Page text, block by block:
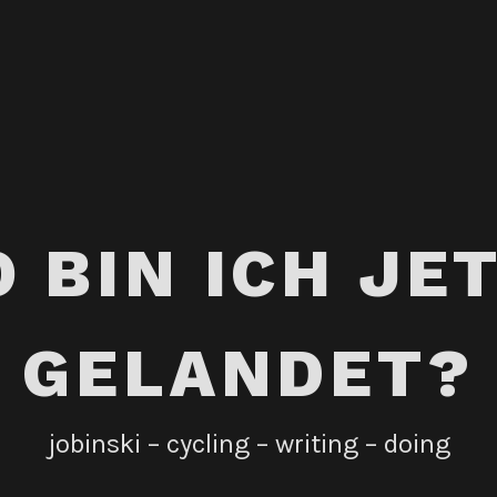
BIN ICH
GELANDET?
jobinski – cycling – writing – doing